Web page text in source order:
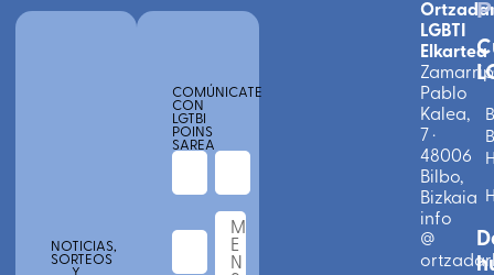
NOTICIAS,
SORTEOS
COMÚNICATE
CON
LGTBI
POINS
SAREA
LGBTI
Elkartea
Pablo
Kalea,
7 ·
48006
Bilbo,
Bizkaia
info
@